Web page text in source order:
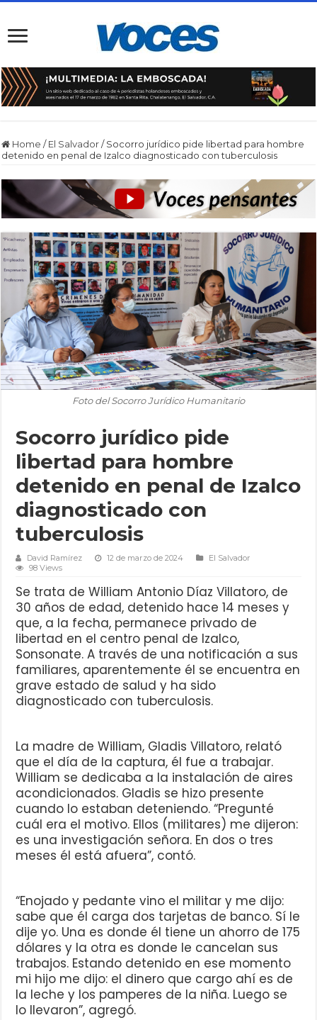
Home / El Salvador / Socorro jurídico pide libertad para hombre
detenido en penal de Izalco diagnosticado con tuberculosis
Foto del Socorro Jurídico Humanitario
Socorro jurídico pide
libertad para hombre
detenido en penal de Izalco
diagnosticado con
tuberculosis
David Ramírez 12 de marzo de 2024
El Salvador
98 Views
Se trata de William Antonio Díaz Villatoro, de
30 años de edad, detenido hace 14 meses y
que, a la fecha, permanece privado de
libertad en el centro penal de Izalco,
Sonsonate. A través de una notificación a sus
familiares, aparentemente él se encuentra en
grave estado de salud y ha sido
diagnosticado con tuberculosis.
La madre de William, Gladis Villatoro, relató
que el día de la captura, él fue a trabajar.
William se dedicaba a la instalación de aires
acondicionados. Gladis se hizo presente
cuando lo estaban deteniendo. “Pregunté
cuál era el motivo. Ellos (militares) me dijeron:
es una investigación señora. En dos o tres
meses él está afuera”, contó.
“Enojado y pedante vino el militar y me dijo:
sabe que él carga dos tarjetas de banco. Sí le
dije yo. Una es donde él tiene un ahorro de 175
dólares y la otra es donde le cancelan sus
trabajos. Estando detenido en ese momento
mi hijo me dijo: el dinero que cargo ahí es de
la leche y los pamperes de la niña. Luego se
lo llevaron”, agregó.